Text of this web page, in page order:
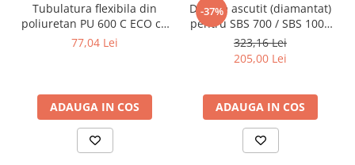
Tubulatura flexibila din
poliuretan PU 600 C ECO cu
insertie metalica diametru
77,04 Lei
ADAUGA IN COS
-37%
Disc de ascutit (diamantat)
pentru SBS 700 / SBS 1000
cu prindere disc de 13 mm
323,16 Lei
205,00 Lei
ADAUGA IN COS